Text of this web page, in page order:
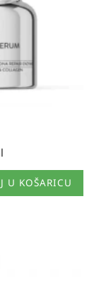
U KOŠARICU